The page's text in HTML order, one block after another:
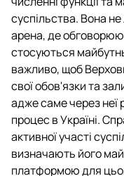
суспільства. Вона
арена, де
стосуються
важливо, щоб
свої обов'язки та
адже саме через неї
процес в Україні.
активної участі
визначають його
платформою для